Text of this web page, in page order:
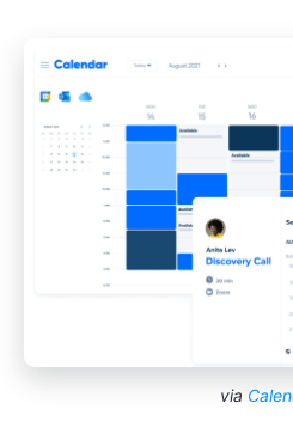
via